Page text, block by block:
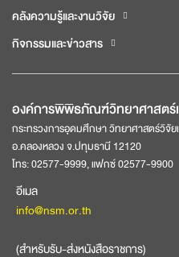
คลังความรู้และงานวิจัย
กิจกรรมและข่าวสาร
องค์การพิพิธภัณฑ์วิทยาศาสตร์
กระทรวงการอุดมศึกษา วิทยาศาสตร์วิจั
อ.คลองหลวง จ.ปทุมธานี 12120
โทร: 02577-9999, แฟกซ์ 02577-9900
อีเมล
info@nsm.or.th
(สำหรับรับ-ส่งหนังสือราชการ)